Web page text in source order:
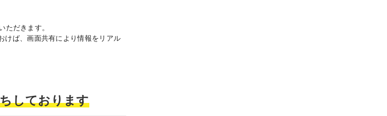
ただきます。
けば、画面共有により情報をリアル
しております